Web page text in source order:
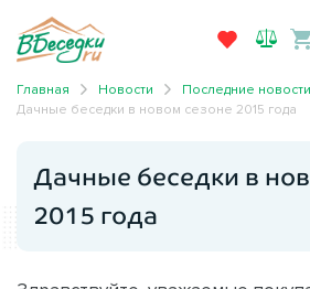
Главная Новости
Последние новости
Дачные беседки в новом сезоне 2015 года
Дачные беседки в
2015 года